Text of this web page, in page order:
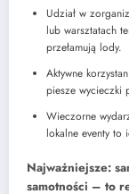
Udział w
lub warsztatach
przełamują lody.
Aktywne
piesze wycieczki
Wieczorne
lokalne eventy to
Najważniejsze:
samotności – to